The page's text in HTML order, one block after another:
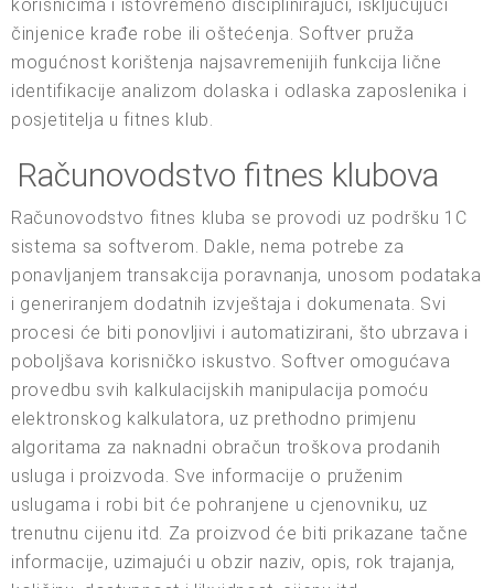
korisnicima i istovremeno disciplinirajući, isključujući
činjenice krađe robe ili oštećenja. Softver pruža
mogućnost korištenja najsavremenijih funkcija lične
identifikacije analizom dolaska i odlaska zaposlenika i
posjetitelja u fitnes klub.
Računovodstvo fitnes klubova
Računovodstvo fitnes kluba se provodi uz podršku 1C
sistema sa softverom. Dakle, nema potrebe za
ponavljanjem transakcija poravnanja, unosom podataka
i generiranjem dodatnih izvještaja i dokumenata. Svi
procesi će biti ponovljivi i automatizirani, što ubrzava i
poboljšava korisničko iskustvo. Softver omogućava
provedbu svih kalkulacijskih manipulacija pomoću
elektronskog kalkulatora, uz prethodno primjenu
algoritama za naknadni obračun troškova prodanih
usluga i proizvoda. Sve informacije o pruženim
uslugama i robi bit će pohranjene u cjenovniku, uz
trenutnu cijenu itd. Za proizvod će biti prikazane tačne
informacije, uzimajući u obzir naziv, opis, rok trajanja,